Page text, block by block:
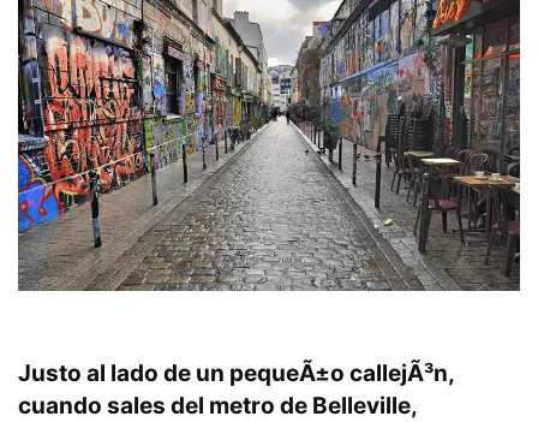
Justo al lado de un pequeÃ±o callejÃ³n,
cuando sales del metro de Belleville,